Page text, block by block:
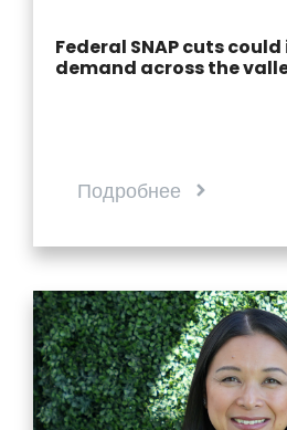
Federal SNAP cuts
demand across the
Подробнее